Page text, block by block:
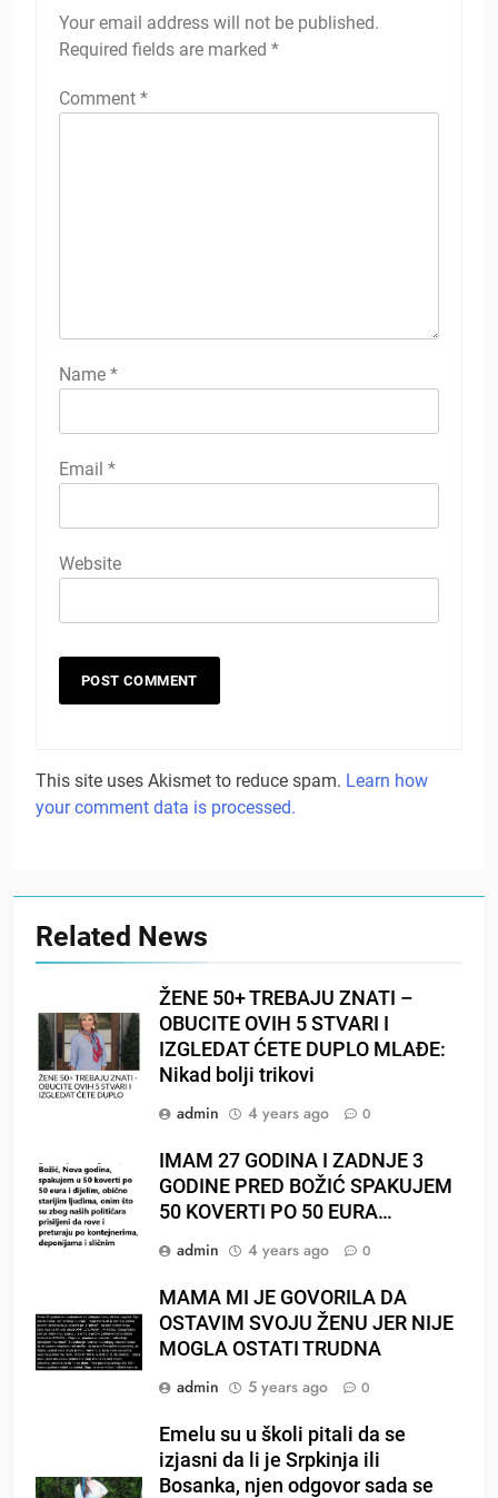
Your email address will not be published.
Required fields are marked *
Comment *
Name *
Email *
Website
This site uses Akismet to reduce spam. Learn how
your comment data is processed.
Related News
ŽENE 50+ TREBAJU ZNATI –
OBUCITE OVIH 5 STVARI I
IZGLEDAT ĆETE DUPLO MLAĐE:
Nikad bolji trikovi
admin
4 years ago 0
IMAM 27 GODINA I ZADNJE 3
GODINE PRED BOŽIĆ SPAKUJEM
50 KOVERTI PO 50 EURA…
admin
4 years ago 0
MAMA MI JE GOVORILA DA
OSTAVIM SVOJU ŽENU JER NIJE
MOGLA OSTATI TRUDNA
admin
5 years ago 0
Emelu su u školi pitali da se
izjasni da li je Srpkinja ili
Bosanka, njen odgovor sada se